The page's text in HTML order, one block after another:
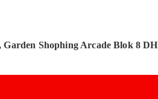
Garden Shophing Arcade Blok 8 DH